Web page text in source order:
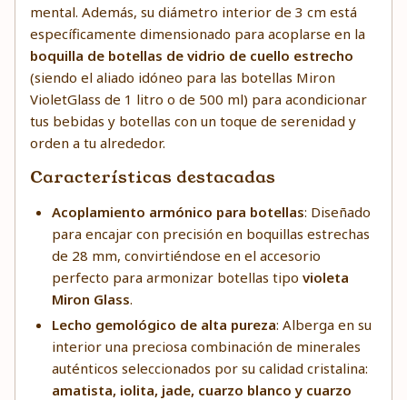
mental. Además, su diámetro interior de 3 cm está
específicamente dimensionado para acoplarse en la
boquilla de botellas de vidrio de cuello estrecho
(siendo el aliado idóneo para las botellas Miron
VioletGlass de 1 litro o de 500 ml) para acondicionar
tus bebidas y botellas con un toque de serenidad y
orden a tu alrededor.
Características destacadas
Acoplamiento armónico para botellas: Diseñado
para encajar con precisión en boquillas estrechas
de 28 mm, convirtiéndose en el accesorio
perfecto para armonizar botellas tipo violeta
Miron Glass.
Lecho gemológico de alta pureza: Alberga en su
interior una preciosa combinación de minerales
auténticos seleccionados por su calidad cristalina:
amatista, iolita, jade, cuarzo blanco y cuarzo